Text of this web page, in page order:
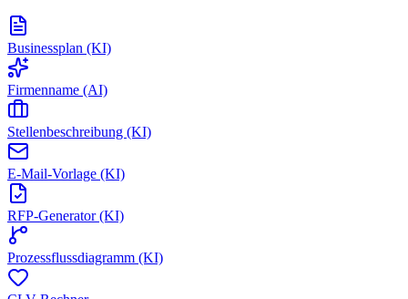
Businessplan (KI)
Firmenname (AI)
Stellenbeschreibung (KI)
E-Mail-Vorlage (KI)
RFP-Generator (KI)
Prozessflussdiagramm (KI)